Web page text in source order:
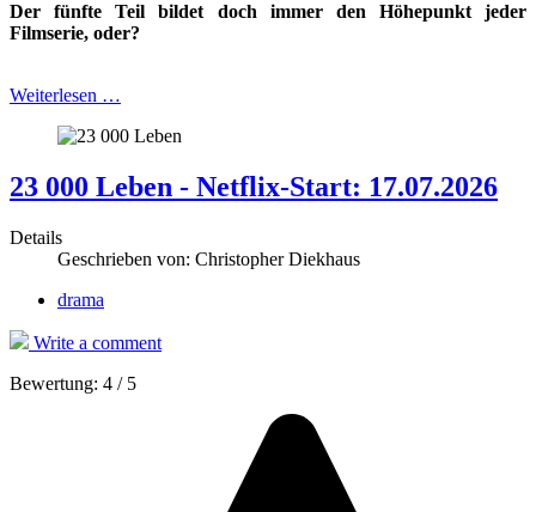
Der fünfte Teil bildet doch immer den Höhepunkt jeder
Filmserie, oder?
Weiterlesen …
23 000 Leben - Netflix-Start: 17.07.2026
Details
Geschrieben von: Christopher Diekhaus
drama
Write a comment
Bewertung: 4 / 5